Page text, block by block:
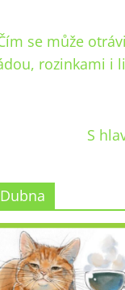
Čím se může
rozinkami i
S